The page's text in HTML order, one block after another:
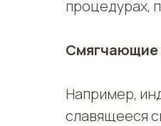
процедурах,
Смягчающие
Например,
славящееся